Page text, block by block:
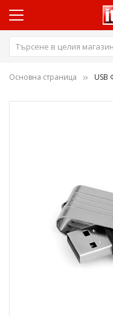
Основна страница USB